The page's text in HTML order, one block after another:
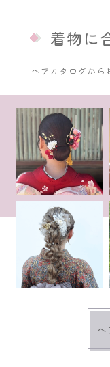
着物に
ヘアカタログから